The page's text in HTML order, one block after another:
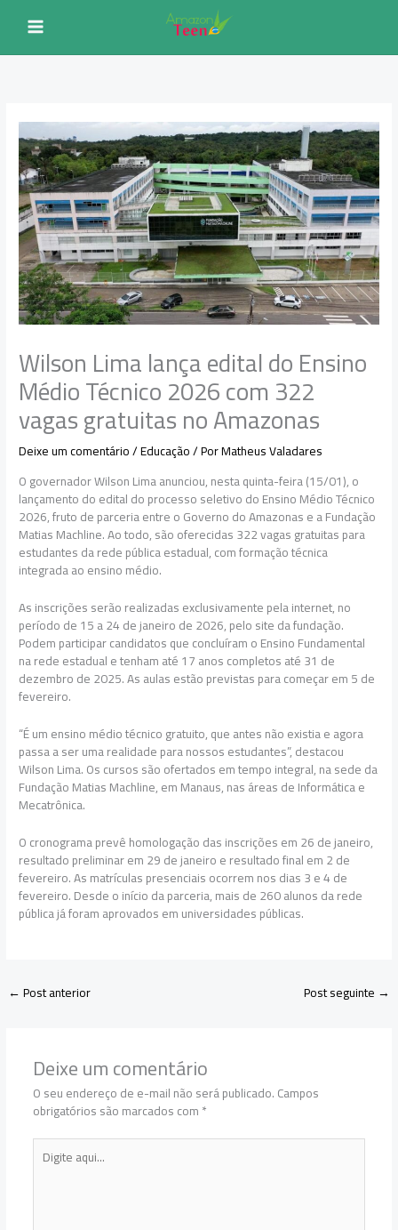
conteúdo
Wilson Lima lança edital do Ensino
Médio Técnico 2026 com 322
vagas gratuitas no Amazonas
Deixe um comentário/Educação/ PorMatheus Valadares
O governador Wilson Lima anunciou, nesta quinta-feira (15/01), o
lançamento do edital do processo seletivo do Ensino Médio Técnico
2026, fruto de parceria entre o Governo do Amazonas e a Fundação
Matias Machline. Ao todo, são oferecidas 322 vagas gratuitas para
estudantes da rede pública estadual, com formação técnica
integrada ao ensino médio.
As inscrições serão realizadas exclusivamente pela internet, no
período de 15 a 24 de janeiro de 2026, pelo site da fundação.
Podem participar candidatos que concluíram o Ensino Fundamental
na rede estadual e tenham até 17 anos completos até 31 de
dezembro de 2025. As aulas estão previstas para começar em 5 de
fevereiro.
“É um ensino médio técnico gratuito, que antes não existia e agora
passa a ser uma realidade para nossos estudantes”, destacou
Wilson Lima. Os cursos são ofertados em tempo integral, na sede da
Fundação Matias Machline, em Manaus, nas áreas de Informática e
Mecatrônica.
O cronograma prevê homologação das inscrições em 26 de janeiro,
resultado preliminar em 29 de janeiro e resultado final em 2 de
fevereiro. As matrículas presenciais ocorrem nos dias 3 e 4 de
fevereiro. Desde o início da parceria, mais de 260 alunos da rede
pública já foram aprovados em universidades públicas.
←Post anterior Post seguinte →
Deixe um comentário
O seu endereço de e-mail não será publicado.Campos
obrigatórios são marcados com*
Digite
aqui...